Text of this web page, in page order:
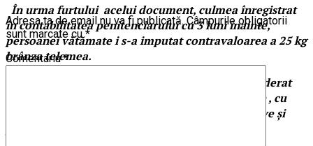
În urma furtului acelui document, culmea înregistrat
în contabilitatea penitenciarului cu 3 luni înainte,
persoanei vătămate i s-a imputat contravaloarea a 25 kg
brânza telemea.
Iar onor Notei de constatare DIP, ANP-ul a considerat
acest fapt o încălcare gravă a prevederilor legale , cu
urmări de sancționare disciplinare, administrative și
Adresa ta de email nu va fi publicată. Câmpurile obligatorii
sunt marcate cu*
Comentariu*